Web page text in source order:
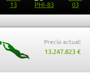
Precio actual:
13.247.823 €